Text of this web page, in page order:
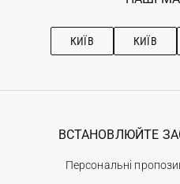
КИЇВ КИЇВ
ВСТАНОВЛЮЙТЕ
Персональні